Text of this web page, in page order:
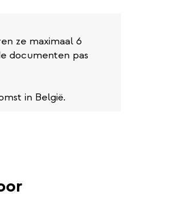
ze maximaal 6
documenten pas
in België.